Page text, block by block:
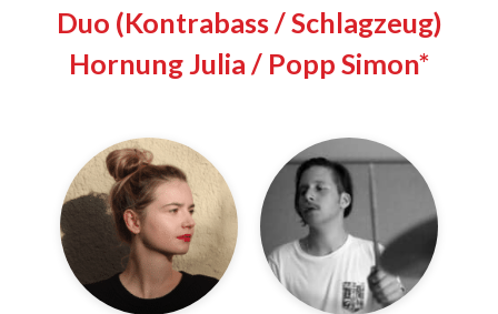
Duo (Kontrabass / Schlagzeug)
Hornung Julia / Popp Simon*